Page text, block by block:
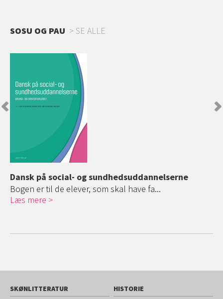
SOSU OG PAU SE ALLE
Dansk på social- og sundhedsuddannelserne
Bogen er til de elever, som skal have fa...
Læs mere
SKØNLITTERATUR
HISTORIE